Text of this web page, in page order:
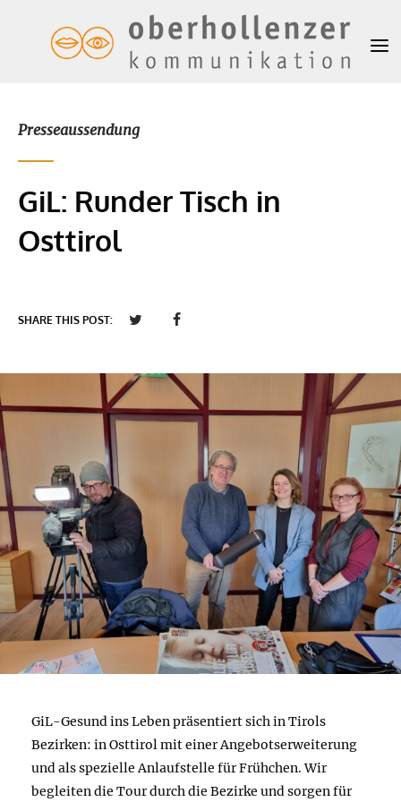
Presseaussendung
GiL: Runder Tisch in
Osttirol
SHARE THIS POST:
GiL-Gesund ins Leben präsentiert sich in Tirols
Bezirken: in Osttirol mit einer Angebotserweiterung
und als spezielle Anlaufstelle für Frühchen. Wir
begleiten die Tour durch die Bezirke und sorgen für